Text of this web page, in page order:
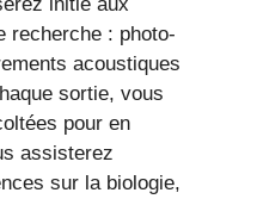
recherche : photo-
acoustiques
sortie, vous
pour en
assisterez
sur la biologie,